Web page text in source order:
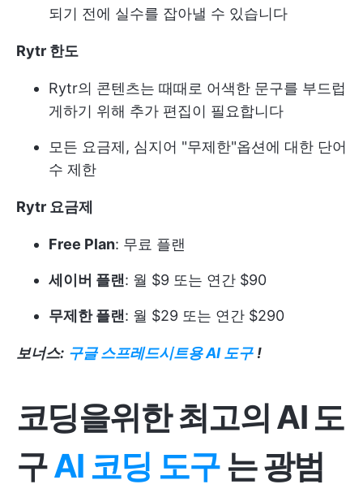
되기 전에 실수를 잡아낼 수 있습니다
Rytr 한도
Rytr의 콘텐츠는 때때로 어색한 문구를 부드럽
게하기 위해 추가 편집이 필요합니다
모든 요금제, 심지어 "무제한"옵션에 대한 단어
수 제한
Rytr 요금제
Free Plan: 무료 플랜
세이버 플랜 : 월 $9 또는 연간 $90
무제한 플랜 : 월 $29 또는 연간 $290
보너스: 구글 스프레드시트용 AI 도구 !
코딩을위한 최고의 AI 도
구AI 코딩 도구는 광범